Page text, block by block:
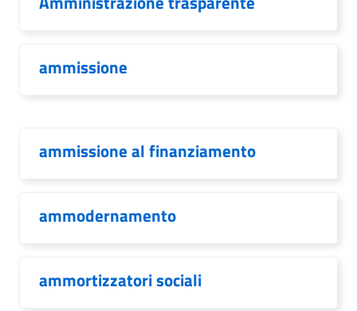
ammissione
ammissione al finanziamento
ammodernamento
ammortizzatori sociali